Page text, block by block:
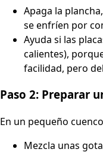
Apaga la
se enfríen por
Ayuda si las
calientes),
facilidad, pero
Paso 2: Preparar
En un pequeño
Mezcla unas